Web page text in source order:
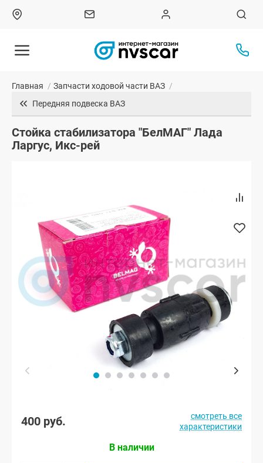
Главная / Запчасти ходовой части ВАЗ /
Передняя подвеска ВАЗ
Стойка стабилизатора "БелМАГ" Лада
Ларгус, Икс-рей
400 руб.
смотреть все
характеристики
В наличии